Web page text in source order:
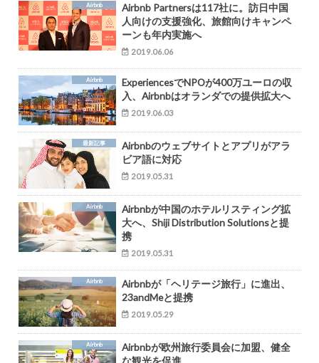
Airbnb
Airbnb Partnersは117社に。訪日中国
人向けの支援強化、旅館向けキャンペ
ーンも年内実施へ
2019.06.06
Airbnb
ExperiencesでNPOが400万ユーロの収
入、Airbnbはオランダでの提供拡大へ
2019.06.03
最新記事
Airbnbのウェブサイトとアプリがアラ
ビア語に対応
2019.05.31
Airbnb
Airbnbが中国のホテルリスティング拡
大へ、Shiji Distribution Solutionsと提
携
2019.05.31
Airbnb
Airbnbが「ヘリテージ旅行」に進出、
23andMeと提携
2019.05.29
Airbnb
Airbnbが欧州旅行委員会に加盟、健全